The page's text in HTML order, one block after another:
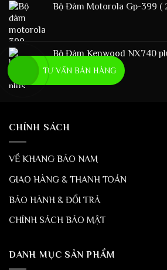
Bộ Đàm Motorola Gp-399 (
Bộ Đàm Kenwood NX740
CHÍNH SÁCH
VỀ KHANG BẢO NAM
GIAO HÀNG & THANH TOÁN
BẢO HÀNH & ĐỔI TRẢ
CHÍNH SÁCH BẢO MẬT
DANH MỤC SẢN PHẨM
TƯ VẤN BÁN HÀNG